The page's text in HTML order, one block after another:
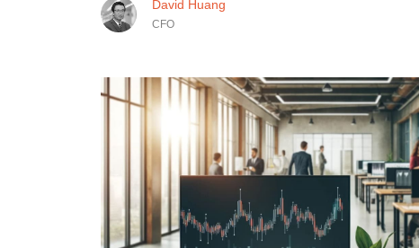
David Huang
CFO